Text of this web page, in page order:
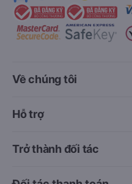
Về chúng tôi
Hỗ trợ
Trở thành đối tác